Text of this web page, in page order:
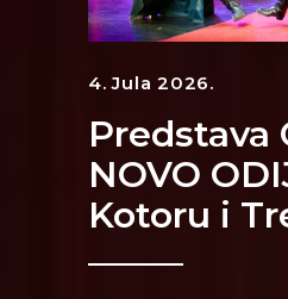
4. Jula 2026.
Predstava
NOVO
Kotoru i